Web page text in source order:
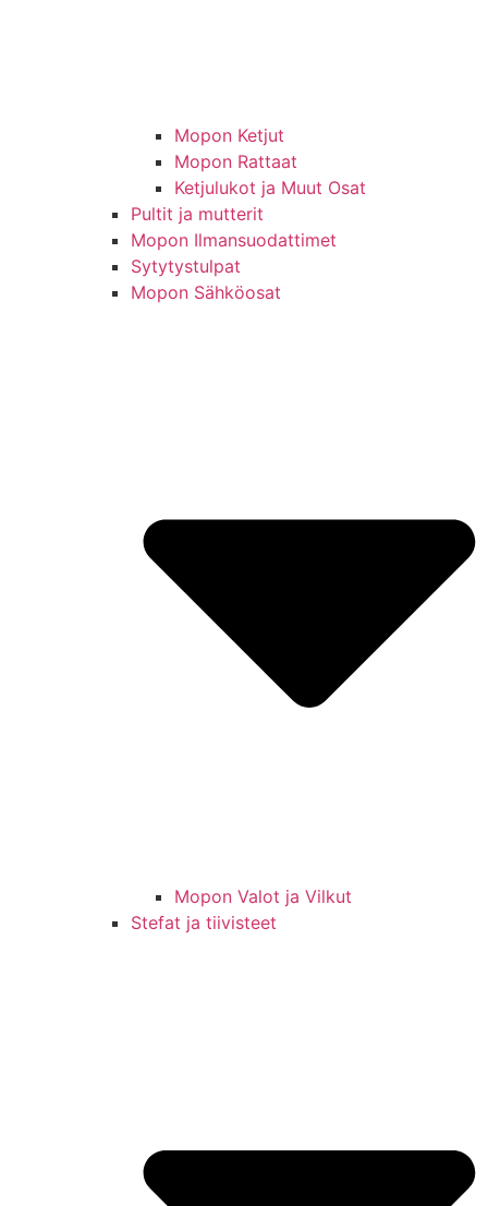
Mopon Ketjut
Mopon Rattaat
Ketjulukot ja Muut Osat
Pultit ja mutterit
Mopon Ilmansuodattimet
Sytytystulpat
Mopon Sähköosat
Mopon Valot ja Vilkut
Stefat ja tiivisteet